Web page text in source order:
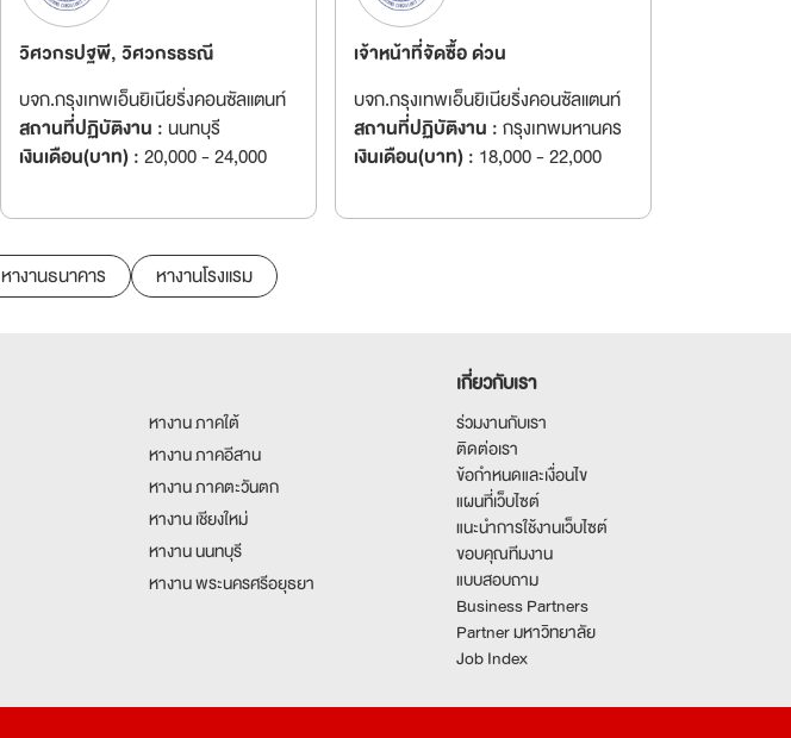
วิศวกรปฐพี, วิศวกรธรณี
บจก.กรุงเทพเอ็นยิเนียริ่งคอนซัลแตนท์
สถานที่ปฏิบัติงาน : นนทบุรี
เงินเดือน(บาท) :20,000 - 24,000
เจ้าหน้าที่จัดซื้อ ด่วน
บจก.กรุงเทพเอ็นยิเนียริ่งคอนซัลแตนท์
สถานที่ปฏิบัติงาน :กรุงเทพมหานคร
เงินเดือน(บาท) : 18,000 - 22,000
หางานธนาคาร หางานโรงแรม
หางาน ภาคใต้
หางาน ภาคอีสาน
หางาน ภาคตะวันตก
หางาน เชียงใหม่
หางาน นนทบุรี
หางาน พระนครศรีอยุธยา
เกี่ยวกับเรา
ร่วมงานกับเรา
ติดต่อเรา
ข้อกำหนดและเงื่อนไข
แผนที่เว็บไซต์
แนะนำการใช้งานเว็บไซต์
ขอบคุณทีมงาน
แบบสอบถาม
Business Partners
Partner มหาวิทยาลัย
Job Index